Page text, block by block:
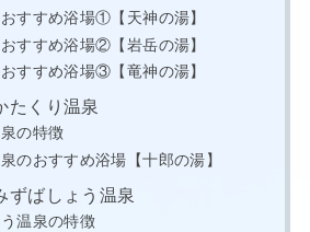
すすめ浴場①【天神の湯】
すすめ浴場②【岩岳の湯】
すすめ浴場③【竜神の湯】
たくり温泉
の特徴
のおすすめ浴場【十郎の湯】
ばしょう温泉
温泉の特徴